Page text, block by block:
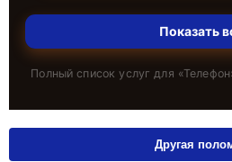
Показать
Полный список услуг для «Телефон
Другая